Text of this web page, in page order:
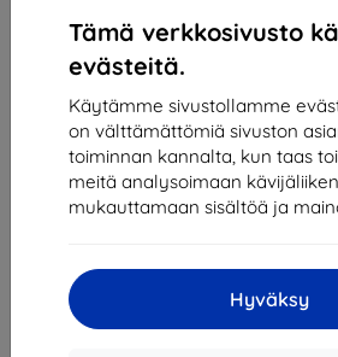
Tämä verkkosivusto
evästeitä.
Käytämme sivustollamme
on välttämättömiä sivuston
toiminnan kannalta, kun taas
meitä analysoimaan
mukauttamaan sisältöä ja
Hyväksy
3mk Silky Matt Pro Protective
Nord 5
OnePlus Nord 5
13,42 €
Hinta ilman ALV:tä